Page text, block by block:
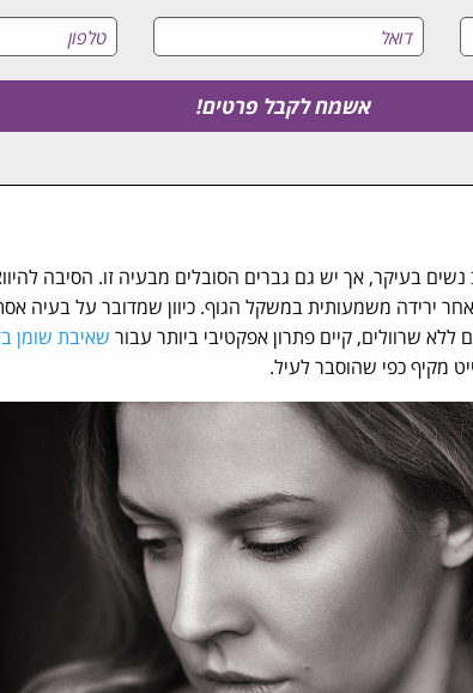
בעיקר, אך יש גם גברים הסובלים מבעיה זו. הסיבה
ירידה משמעותית במשקל הגוף. כיוון שמדובר על בעיה
שרוולים, קיים פתרון אפקטיבי ביותר עבור שאיבת שומן
מקיף כפי שהוסבר לעיל.